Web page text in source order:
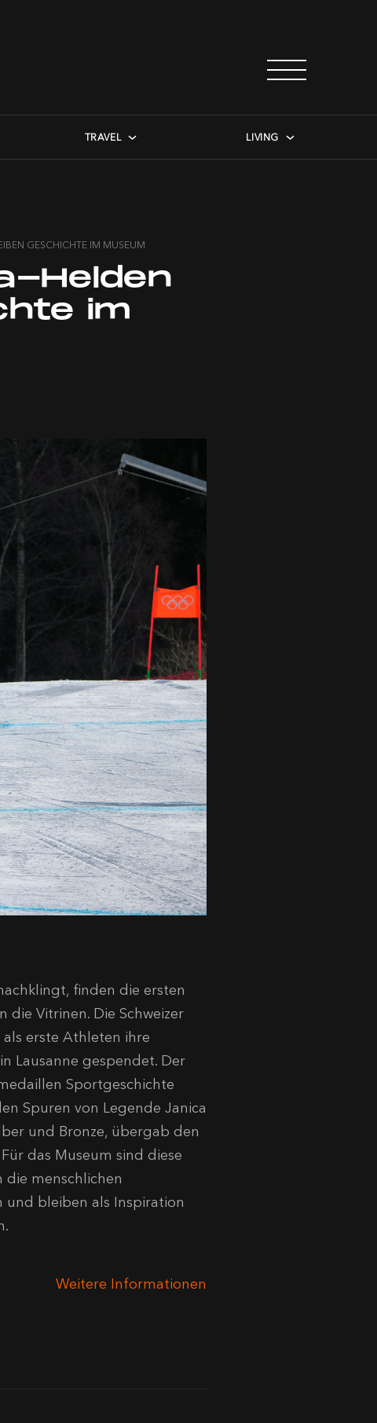
TRAVEL LIVING
GESCHICHTE IM MUSEUM
Helden
im
finden die ersten
Vitrinen. Die Schweizer
erste Athleten ihre
Lausanne gespendet. Der
Sportgeschichte
Spuren von Legende Janica
und Bronze, übergab den
das Museum sind diese
die menschlichen
und bleiben als Inspiration
Weitere Informationen